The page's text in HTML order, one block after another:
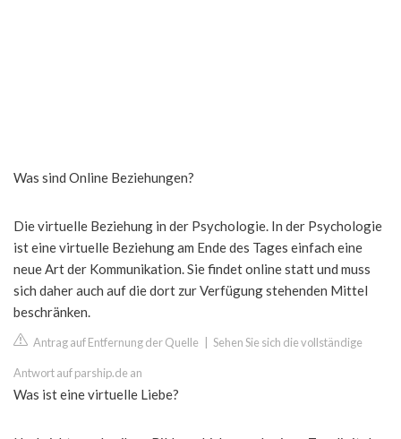
Was sind Online Beziehungen?
Die virtuelle Beziehung in der Psychologie. In der Psychologie
ist eine virtuelle Beziehung am Ende des Tages einfach eine
neue Art der Kommunikation. Sie findet online statt und muss
sich daher auch auf die dort zur Verfügung stehenden Mittel
beschränken.
Antrag auf Entfernung der Quelle Sehen Sie sich die vollständige
Antwort auf parship.de an
Was ist eine virtuelle Liebe?